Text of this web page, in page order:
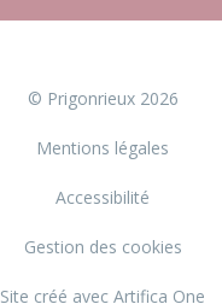
© Prigonrieux 2026
Mentions légales
Accessibilité
Gestion des cookies
Site créé avec Artifica One